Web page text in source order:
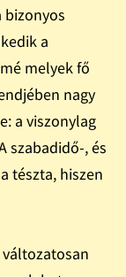
bizonyos
a
melyek fő
nagy
a viszonylag
szabadidő-, és
tészta, hiszen